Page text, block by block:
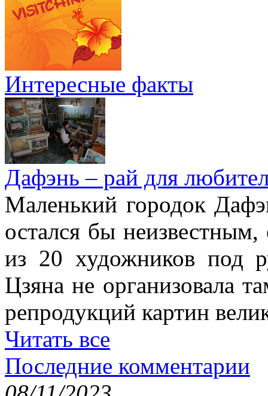
Интересные факты
Дафэнь – рай для
Маленький городок
остался бы
из 20 художников под
Цзяна не организовала
репродукций картин
Читать все
Последние комментарии